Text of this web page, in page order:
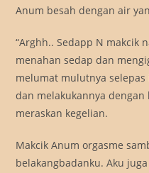
Anum besah dengan air
“Arghh.. Sedapp N makcik
menahan sedap dan
melumat mulutnya
dan melakukannya
meraskan kegelian.
Makcik Anum orgasme
belakangbadanku. Aku